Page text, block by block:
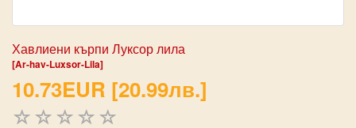
Хавлиени кърпи Луксор лила
[Ar-hav-Luxsor-Lila]
10.73EUR [20.99лв.]